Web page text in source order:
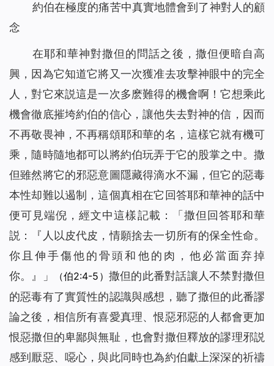
約伯在極度的痛苦中真實地體會到了神對人的顧
念
在耶和華神對撒但的問話之後，撒但便暗自高
興，因為它知道它將又一次獲准去攻擊神眼中的完全
人，對它來説這是一次多麽難得的機會啊！它想乘此
機會徹底摧垮約伯的信心，讓他失去對神的信，因而
不再敬畏神，不再稱頌耶和華的名，這樣它就有機可
乘，隨時隨地都可以將約伯玩弄于它的股掌之中。撒
但雖然將它的邪惡意圖隱藏得滴水不漏，但它的惡毒
本性却難以遏制，這個真相在它回答耶和華神的話中
便可見端倪，經文中這樣記載：「撒但回答耶和華
説：『人以皮代皮，情願捨去一切所有的保全性命。
你且伸手傷他的骨頭和他的肉，他必當面弃掉
你。』」
（伯2:4-5） 撒但的此番對話讓人不禁對撒但
的惡毒有了實質性的認識與感想，聽了撒但的此番謬
論之後，相信所有喜愛真理、恨惡邪惡的人都會更加
恨惡撒但的卑鄙與無耻，也會對撒但釋放的謬理邪説
感到厭惡、噁心，與此同時也為約伯獻上深深的祈禱